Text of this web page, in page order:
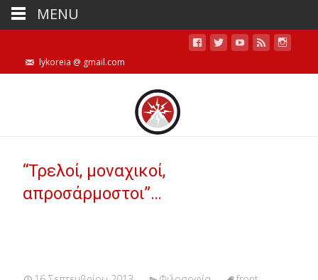
lykoreia @ gmail.com
“Τρελοί, μοναχικοί,
απροσάρμοστοι”…
MENU